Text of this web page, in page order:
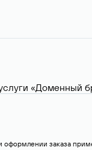
«Доменный
заказа